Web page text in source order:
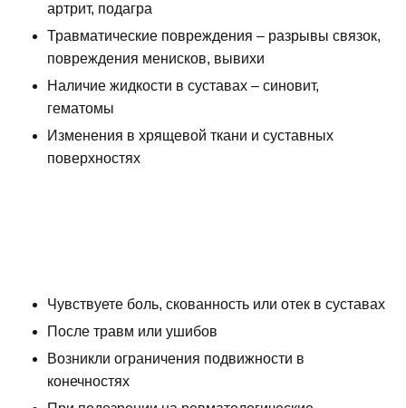
артрит, подагра
Травматические повреждения – разрывы связок,
повреждения менисков, вывихи
Наличие жидкости в суставах – синовит,
гематомы
Изменения в хрящевой ткани и суставных
поверхностях
Чувствуете боль, скованность или отек в суставах
После травм или ушибов
Возникли ограничения подвижности в
конечностях